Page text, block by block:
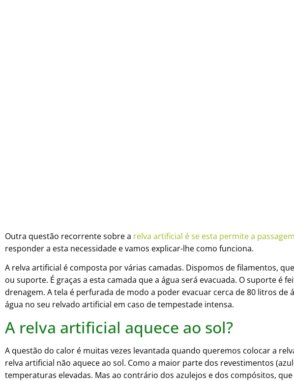
Outra questão recorrente sobre a relva artificial é se esta permite a
responder a esta necessidade e vamos explicar-lhe como funciona.
A relva artificial é composta por várias camadas. Dispomos de filamentos,
ou suporte. É graças a esta camada que a água será evacuada. O suporte é
drenagem. A tela é perfurada de modo a poder evacuar cerca de 80 litros
água no seu relvado artificial em caso de tempestade intensa.
A relva artificial aquece ao sol?
A questão do calor é muitas vezes levantada quando queremos colocar a
relva artificial não aquece ao sol. Como a maior parte dos revestimentos
temperaturas elevadas. Mas ao contrário dos azulejos e dos compósitos,